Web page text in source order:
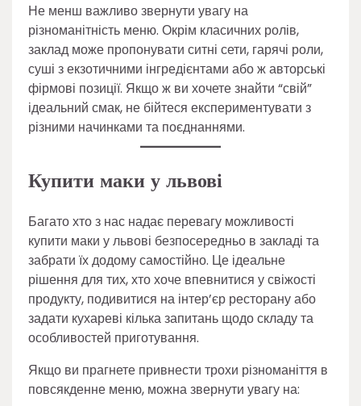
Не менш важливо звернути увагу на
різноманітність меню. Окрім класичних ролів,
заклад може пропонувати ситні сети, гарячі роли,
суші з екзотичними інгредієнтами або ж авторські
фірмові позиції. Якщо ж ви хочете знайти “свій”
ідеальний смак, не бійтеся експериментувати з
різними начинками та поєднаннями.
Купити маки у львові
Багато хто з нас надає перевагу можливості
купити маки у львові безпосередньо в закладі та
забрати їх додому самостійно. Це ідеальне
рішення для тих, хто хоче впевнитися у свіжості
продукту, подивитися на інтер’єр ресторану або
задати кухареві кілька запитань щодо складу та
особливостей приготування.
Якщо ви прагнете привнести трохи різноманіття в
повсякденне меню, можна звернути увагу на: